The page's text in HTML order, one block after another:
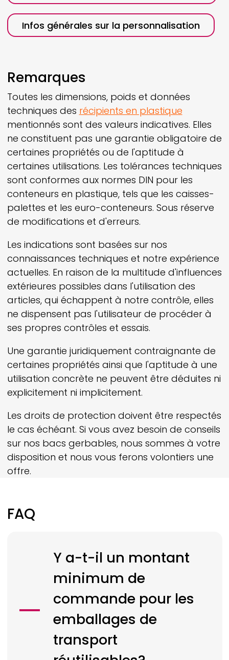
Infos générales sur la personnalisation
Remarques
Toutes les dimensions, poids et données
techniques des récipients en plastique
mentionnés sont des valeurs indicatives. Elles
ne constituent pas une garantie obligatoire de
certaines propriétés ou de l'aptitude à
certaines utilisations. Les tolérances techniques
sont conformes aux normes DIN pour les
conteneurs en plastique, tels que les caisses-
palettes et les euro-conteneurs. Sous réserve
de modifications et d'erreurs.
Les indications sont basées sur nos
connaissances techniques et notre expérience
actuelles. En raison de la multitude d'influences
extérieures possibles dans l'utilisation des
articles, qui échappent à notre contrôle, elles
ne dispensent pas l'utilisateur de procéder à
ses propres contrôles et essais.
Une garantie juridiquement contraignante de
certaines propriétés ainsi que l'aptitude à une
utilisation concrète ne peuvent être déduites ni
explicitement ni implicitement.
Les droits de protection doivent être respectés
le cas échéant. Si vous avez besoin de conseils
sur nos bacs gerbables, nous sommes à votre
disposition et nous vous ferons volontiers une
offre.
FAQ
Y a-t-il un montant
minimum de
commande pour les
emballages de
transport